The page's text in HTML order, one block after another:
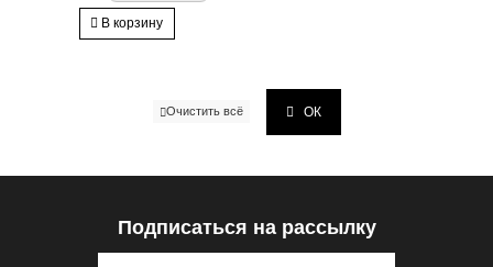
В корзину
Очистить всё ОК
Подписаться на рассылку